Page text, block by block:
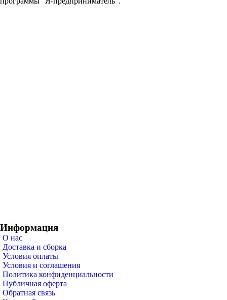
Информация
О нас
Доставка и сборка
Условия оплаты
Условия и соглашения
Политика конфиденциальности
Публичная оферта
Обратная связь